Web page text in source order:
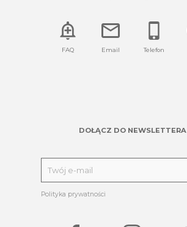
FAQ Email Telefon
DOŁĄCZ DO NEWSLETTERA
Polityka prywatności